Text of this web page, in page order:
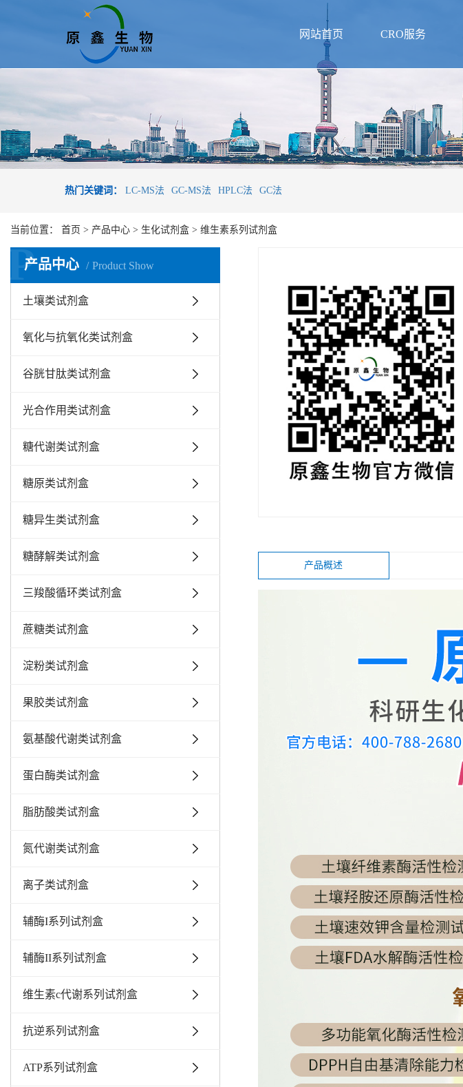
网站首页 CRO服务
热门关键词： LC-MS法 GC-MS法 HPLC法 GC法
当前位置： 首页 > 产品中心 > 生化试剂盒 > 维生素系列试剂盒
产品中心 Product Show
P
土壤类试剂盒
氧化与抗氧化类试剂盒
谷胱甘肽类试剂盒
光合作用类试剂盒
糖代谢类试剂盒
糖原类试剂盒
糖异生类试剂盒
糖酵解类试剂盒
三羧酸循环类试剂盒
蔗糖类试剂盒
淀粉类试剂盒
果胶类试剂盒
氨基酸代谢类试剂盒
蛋白酶类试剂盒
脂肪酸类试剂盒
氮代谢类试剂盒
离子类试剂盒
辅酶I系列试剂盒
辅酶II系列试剂盒
维生素c代谢系列试剂盒
抗逆系列试剂盒
ATP系列试剂盒
产品概述